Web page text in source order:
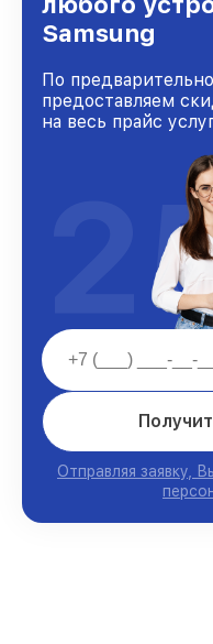
клиентов.
Samsung
По
предоставляем
на весь прайс
Отправляя заявку,